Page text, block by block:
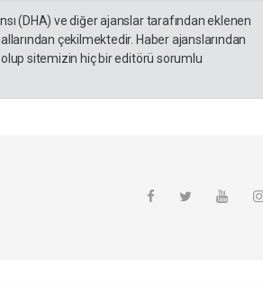
(DHA) ve diğer ajanslar tarafından eklenen
çekilmektedir. Haber ajanslarından
sitemizin hiç bir editörü sorumlu